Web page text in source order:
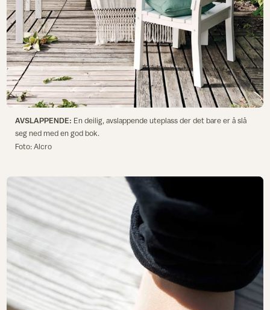
AVSLAPPENDE: En deilig, avslappende uteplass der det bare er å slå
seg ned med en god bok.
Foto: Alcro